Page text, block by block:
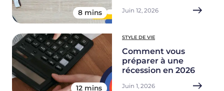
8 mins Juin 12, 2026
12 mins
STYLE DE VIE
Comment vous
préparer à une
récession en 2026
Juin 1, 2026